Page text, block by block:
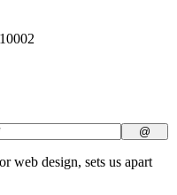
web design, sets us apart